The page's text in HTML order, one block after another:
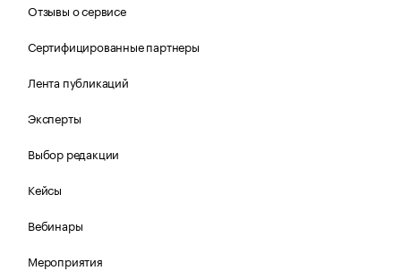
Отзывы о сервисе
Сертифицированные партнеры
Лента публикаций
Эксперты
Выбор редакции
Кейсы
Вебинары
Мероприятия